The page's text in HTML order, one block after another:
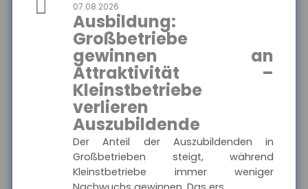
07.08.2026
Ausbildung:
Großbetriebe
gewinnen an
Attraktivität –
Kleinstbetriebe
verlieren
Auszubildende
Der Anteil der Auszubildenden in
Großbetrieben steigt, während
Kleinstbetriebe immer weniger
Ausgewählte Produkte
Münchener Verein
- Pflegetagegeld
Münchener Verein -
Pflegetagegeld
Hier finden Sie alle wichtigen
Informationen und
Druckstücke zur
Pflegetagegeldversicherung
des Münchener Vereins.